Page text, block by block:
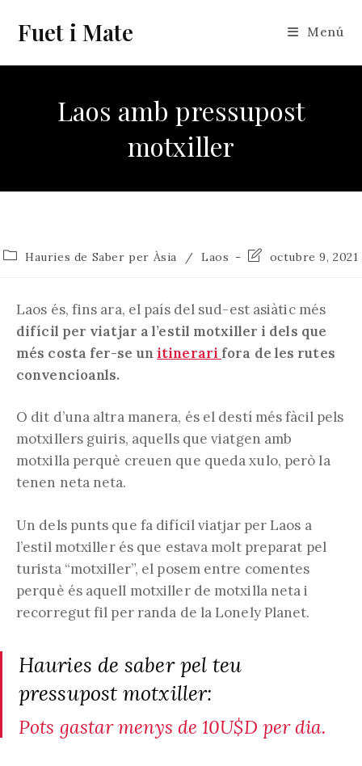
contingut
Fuet i Mate Menú
Laos amb pressupost
motxiller
Categoria
Hauries de Saber per Àsia / Laos
Última
l'entrada:
octubre 9, 2021
Laos és, fins ara, el país del sud-est asiàtic més
difícil per viatjar a l’estil motxiller i dels que
més costa fer-se unitinerari fora de les rutes
convencioanls.
O dit d’una altra manera, és el destí més fàcil pels
motxillers guiris, aquells que viatgen amb
motxilla perquè creuen que queda xulo, però la
tenen neta neta.
Un dels punts que fa difícil viatjar per Laos a
l’estil motxiller és que estava molt preparat pel
turista “motxiller”, el posem entre comentes
perquè és aquell motxiller de motxilla neta i
recorregut fil per randa de la Lonely Planet.
Hauries de saber pel teu
pressupost motxiller:
Pots gastar menys de 10U$D per dia.